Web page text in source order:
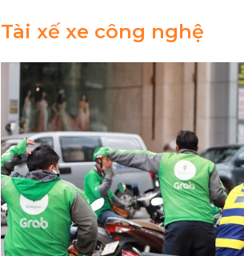
Tài xế xe công nghệ